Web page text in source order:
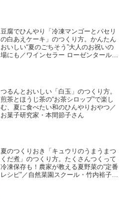
豆腐でひんやり「冷凍マンゴーとパセリ
の白あえケーキ」のつくり方。かんたん
おいしい“夏のごちそう”大人のお祝いの
場にも／ワインセラー ローゼンタール・
つるんとおいしい「白玉」のつくり方。
煎茶とほうじ茶の“お茶シロップ”で楽し
む、夏に食べたい和のひんやりおやつ／
お菓子研究家・本間節子さん
夏のつくりおき「キュウリのうまうまつ
くだ煮」のつくり方。たくさんつくって
冷凍保存も！農家が教える夏野菜の“定番
レシピ”／自然菜園スクール・竹内裕子さ